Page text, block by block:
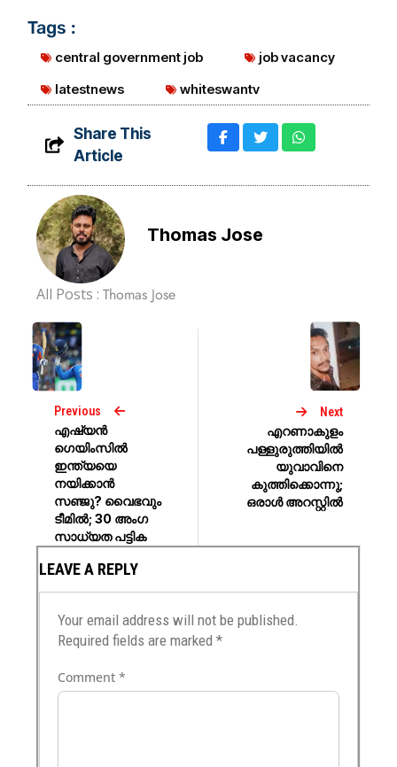
Tags :
central government job
job vacancy
latestnews
whiteswantv
Share This
Article
Thomas Jose
All Posts :Thomas Jose
Previous
എഷ്യന്‍
ഗെയിംസില്‍
ഇന്ത്യയെ
നയിക്കാന്‍
സഞ്ജു? വൈഭവും
ടീമില്‍; 30 അംഗ
സാധ്യത പട്ടിക
Next
എറണാകുളം
പള്ളുരുത്തിയിൽ
യുവാവിനെ
കുത്തിക്കൊന്നു;
ഒരാൾ അറസ്റ്റിൽ
LEAVE A REPLY
Your email address will not be published.
Required fields are marked*
Comment*